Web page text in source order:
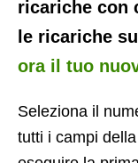
ricariche con
le ricariche
ora il tuo
Seleziona il
tutti i campi